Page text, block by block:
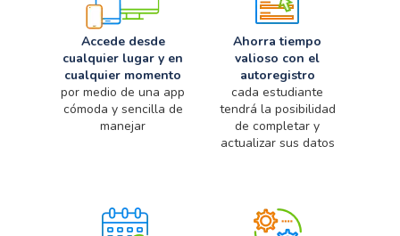
Accede desde
cualquier lugar y en
cualquier momento
por medio de una app
cómoda y sencilla de
manejar
Ahorra tiempo
valioso con el
autoregistro
cada estudiante
tendrá la posibilidad
de completar y
actualizar sus datos